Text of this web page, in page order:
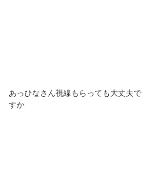
あっひなさん視線もらっても大丈夫で
すか